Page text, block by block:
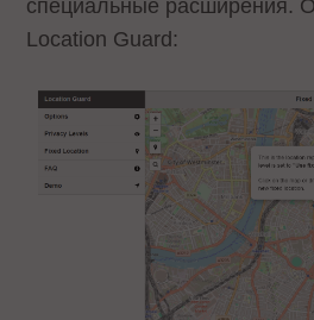
специальные расширения.
Location Guard: